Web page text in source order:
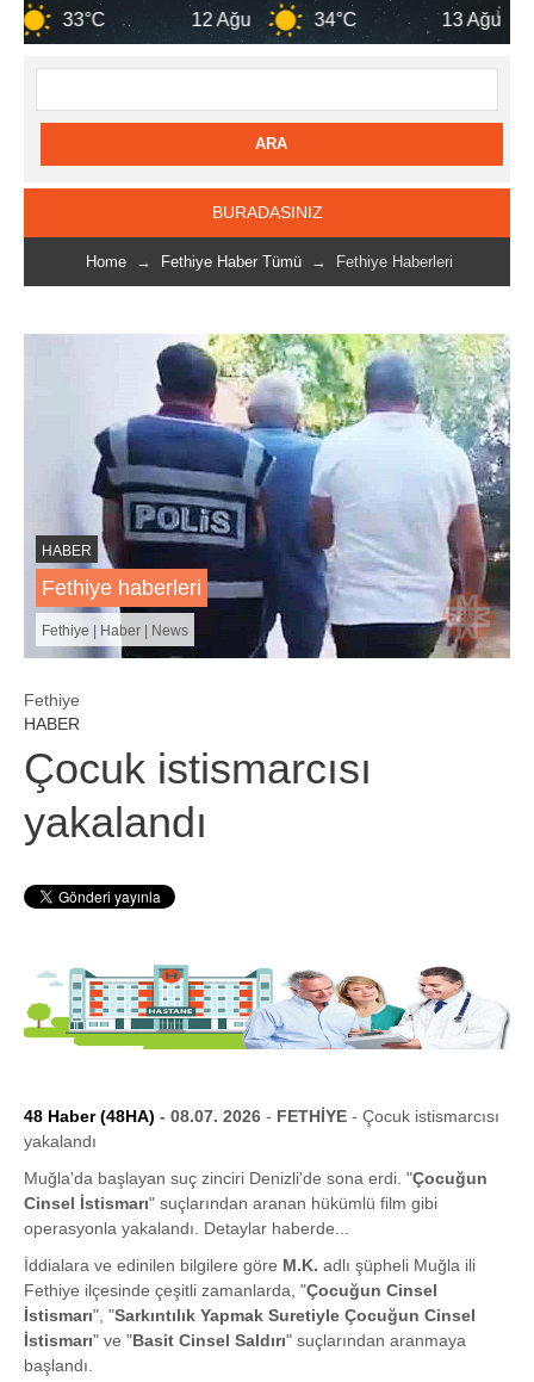
12 Ağu 34°C 13 Ağu 33°C
BURADASINIZ
Home→ Fethiye Haber Tümü→ Fethiye Haberleri
HABER
Fethiye haberleri
Fethiye | Haber | News
Fethiye
HABER
Çocuk istismarcısı
yakalandı
48 Haber (48HA) - 08.07. 2026 - FETHİYE - Çocuk istismarcısı
yakalandı
Muğla'da başlayan suç zinciri Denizli'de sona erdi. "Çocuğun
Cinsel İstismarı" suçlarından aranan hükümlü film gibi
operasyonla yakalandı. Detaylar haberde...
İddialara ve edinilen bilgilere göre M.K. adlı şüpheli Muğla ili
Fethiye ilçesinde çeşitli zamanlarda, "Çocuğun Cinsel
İstismarı", "Sarkıntılık Yapmak Suretiyle Çocuğun Cinsel
İstismarı" ve "Basit Cinsel Saldırı" suçlarından aranmaya
başlandı.